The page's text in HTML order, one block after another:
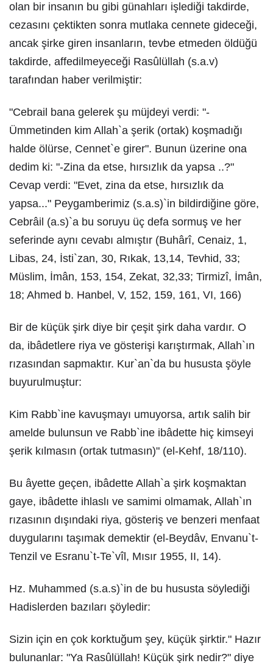
olan bir insanın bu gibi günahları işlediği takdirde,
cezasını çektikten sonra mutlaka cennete gideceği,
ancak şirke giren insanların, tevbe etmeden öldüğü
takdirde, affedilmeyeceği Rasûlüllah (s.a.v)
tarafından haber verilmiştir:
"Cebrail bana gelerek şu müjdeyi verdi: "-
Ümmetinden kim Allah`a şerik (ortak) koşmadığı
halde ölürse, Cennet`e girer". Bunun üzerine ona
dedim ki: "-Zina da etse, hırsızlık da yapsa ..?"
Cevap verdi: "Evet, zina da etse, hırsızlık da
yapsa..." Peygamberimiz (s.a.s)`in bildirdiğine göre,
Cebrâil (a.s)`a bu soruyu üç defa sormuş ve her
seferinde aynı cevabı almıştır (Buhârî, Cenaiz, 1,
Libas, 24, İsti`zan, 30, Rıkak, 13,14, Tevhid, 33;
Müslim, İmân, 153, 154, Zekat, 32,33; Tirmizî, İmân,
18; Ahmed b. Hanbel, V, 152, 159, 161, VI, 166)
Bir de küçük şirk diye bir çeşit şirk daha vardır. O
da, ibâdetlere riya ve gösterişi karıştırmak, Allah`ın
rızasından sapmaktır. Kur`an`da bu hususta şöyle
buyurulmuştur:
Kim Rabb`ine kavuşmayı umuyorsa, artık salih bir
amelde bulunsun ve Rabb`ine ibâdette hiç kimseyi
şerik kılmasın (ortak tutmasın)" (el-Kehf, 18/110).
Bu âyette geçen, ibâdette Allah`a şirk koşmaktan
gaye, ibâdette ihlaslı ve samimi olmamak, Allah`ın
rızasının dışındaki riya, gösteriş ve benzeri menfaat
duygularını taşımak demektir (el-Beydâv, Envanu`t-
Tenzil ve Esranu`t-Te`vîl, Mısır 1955, II, 14).
Hz. Muhammed (s.a.s)`in de bu hususta söylediği
Hadislerden bazıları şöyledir:
Sizin için en çok korktuğum şey, küçük şirktir." Hazır
bulunanlar: "Ya Rasûlüllah! Küçük şirk nedir?" diye